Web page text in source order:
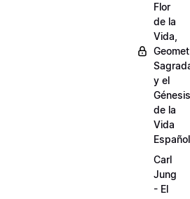
Flor
de la
Vida,
y el
Génesis
de la
Vida
Español
Carl
Jung
- El